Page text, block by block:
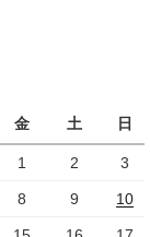
金 土 日
1 2 3
8 9 10